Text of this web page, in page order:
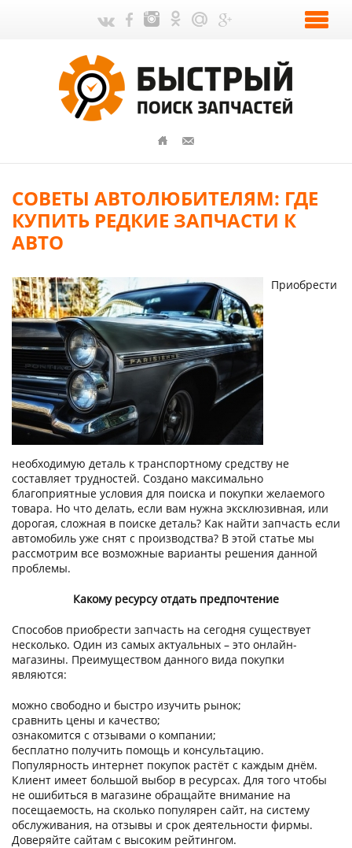
СОВЕТЫ АВТОЛЮБИТЕЛЯМ: ГДЕ
КУПИТЬ РЕДКИЕ ЗАПЧАСТИ К
АВТО
Приобрести
необходимую деталь к транспортному средству не
составляет трудностей. Создано максимально
благоприятные условия для поиска и покупки желаемого
товара. Но что делать, если вам нужна эксклюзивная, или
дорогая, сложная в поиске деталь? Как найти запчасть если
автомобиль уже снят с производства? В этой статье мы
рассмотрим все возможные варианты решения данной
проблемы.
Какому ресурсу отдать предпочтение
Способов приобрести запчасть на сегодня существует
несколько. Один из самых актуальных – это онлайн-
магазины. Преимуществом данного вида покупки
являются:
можно свободно и быстро изучить рынок;
сравнить цены и качество;
ознакомится с отзывами о компании;
бесплатно получить помощь и консультацию.
Популярность интернет покупок растёт с каждым днём.
Клиент имеет большой выбор в ресурсах. Для того чтобы
не ошибиться в магазине обращайте внимание на
посещаемость, на сколько популярен сайт, на систему
обслуживания, на отзывы и срок деятельности фирмы.
Доверяйте сайтам с высоким рейтингом.